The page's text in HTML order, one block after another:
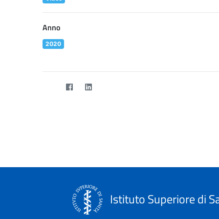
Anno
2020
Istituto Superiore di